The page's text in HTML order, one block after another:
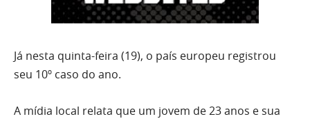
Já nesta quinta-feira (19), o país europeu registrou
seu 10º caso do ano.
A mídia local relata que um jovem de 23 anos e sua